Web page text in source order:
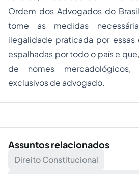
Ordem dos Advogados do
tome as medidas
ilegalidade praticada por essas
espalhadas por todo o país e
de nomes mercadológicos,
exclusivos de advogado.
Assuntos relacionados
Direito Constitucional